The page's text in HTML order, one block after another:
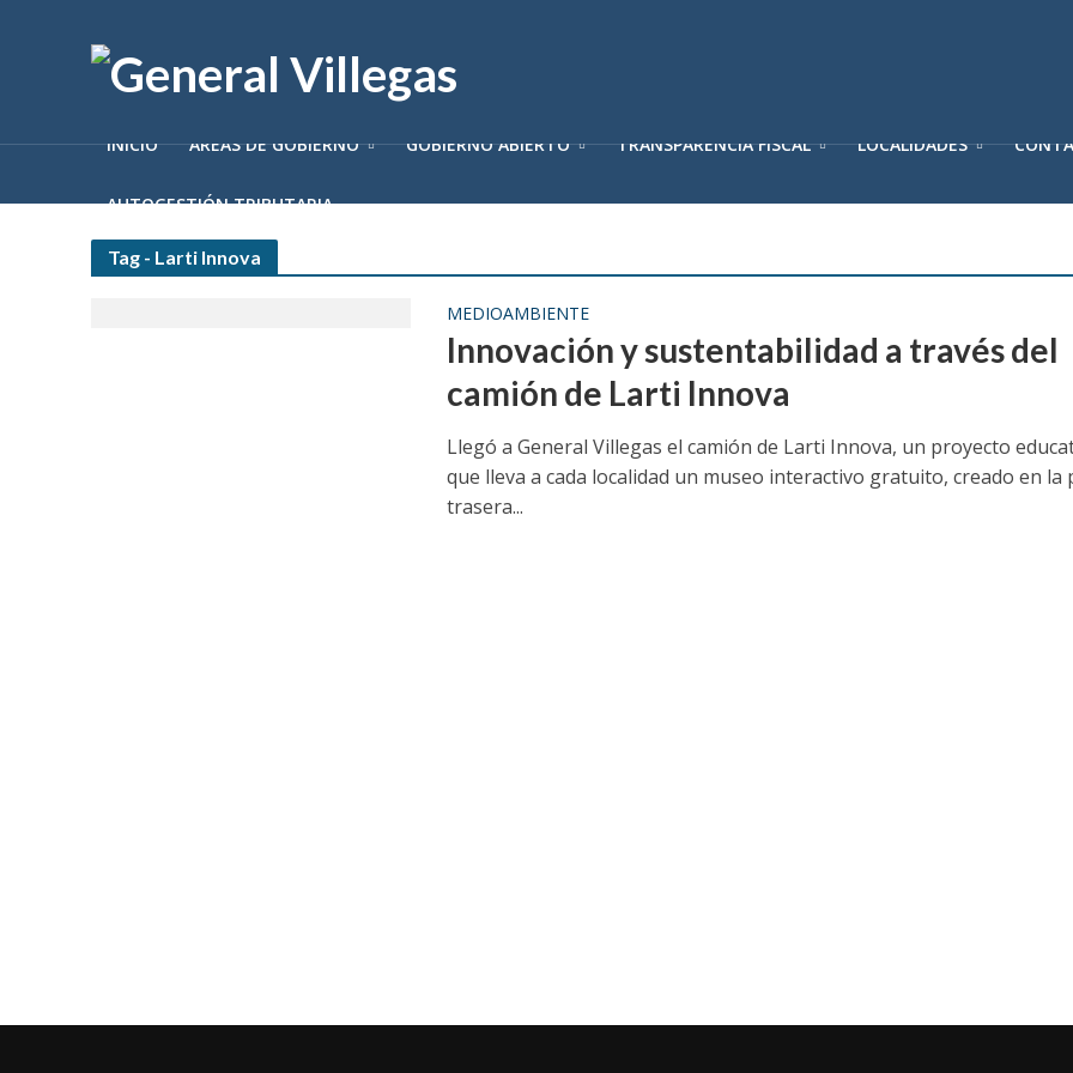
INICIO ÁREAS DE GOBIERNO GOBIERNO ABIERTO TRANSPARENCIA FISCAL LOCALIDADES
AUTOGESTIÓN TRIBUTARIA
Tag - Larti Innova
MEDIOAMBIENTE
Innovación y sustentabilidad a través del
camión de Larti Innova
Llegó a General Villegas el camión de Larti Innova, un proyecto
que lleva a cada localidad un museo interactivo gratuito, creado en la
trasera...